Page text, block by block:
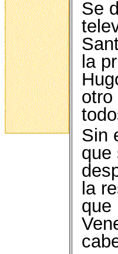
Se
la
Sin
que
la
que